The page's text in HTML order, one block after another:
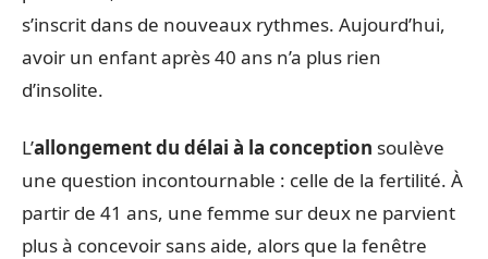
s’inscrit dans de nouveaux rythmes. Aujourd’hui,
avoir un enfant après 40 ans n’a plus rien
d’insolite.
L’allongement du délai à la conception soulève
une question incontournable : celle de la fertilité. À
partir de 41 ans, une femme sur deux ne parvient
plus à concevoir sans aide, alors que la fenêtre